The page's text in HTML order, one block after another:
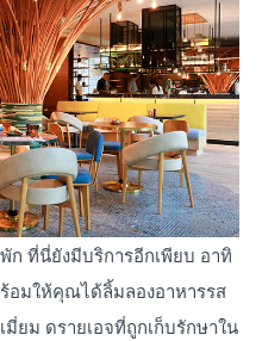
ก ที่นี่ยังมีบริการอีกเพียบ อาทิ
อมให้คุณได้ลิ้มลองอาหารรส
ยม ดรายเอจที่ถูกเก็บรักษาใน